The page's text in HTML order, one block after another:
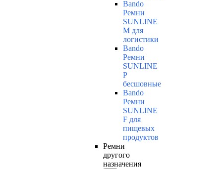
Bando
Ремни
SUNLINE
M для
логистики
Bando
Ремни
SUNLINE
P
бесшовные
Bando
Ремни
SUNLINE
F для
пищевых
продуктов
Ремни
другого
назначения